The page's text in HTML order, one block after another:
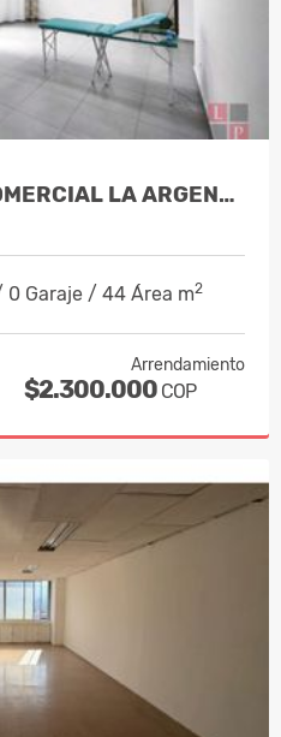
ALQUILER LOCAL COMERCIAL LA ARGENTINA…
Garaje / 44 Área m2
Arrendamiento
$2.300.000 COP